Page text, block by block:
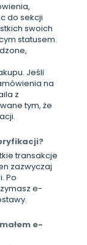
do sekcji
swoich
statusem.
Jeśli
na
z
tym, że
transakcje
zazwyczaj
Po
e-
e-